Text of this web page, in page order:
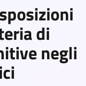
di
negli